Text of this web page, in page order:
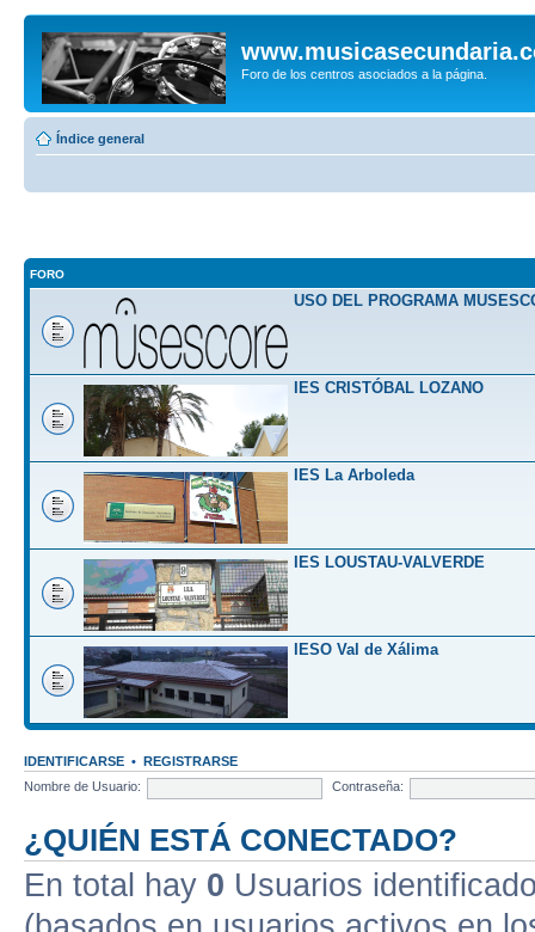
Foro de los centros asociados a la página.
Índice general
FORO
USO DEL PROGRAMA
IES CRISTÓBAL LOZANO
IES La Arboleda
IES LOUSTAU-VALVERDE
IESO Val de Xálima
IDENTIFICARSE • REGISTRARSE
Nombre de Usuario:
Contraseña:
¿QUIÉN ESTÁ CONECTADO?
En total hay 0 Usuarios